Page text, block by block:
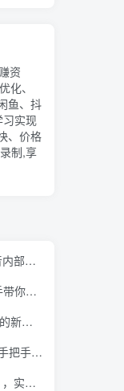
资
化、
鱼、抖
习实现
、价格
制,享
变现
‬‬SEO
道
货主播
量必爆